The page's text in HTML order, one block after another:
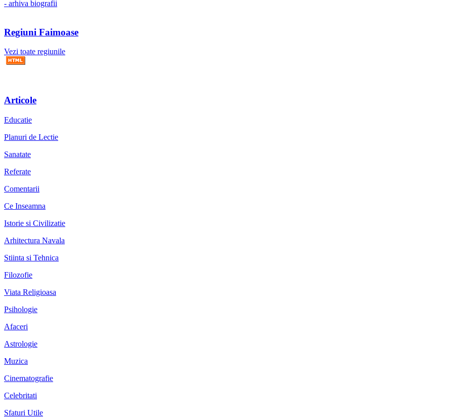
- arhiva biografii
Regiuni Faimoase
Vezi toate regiunile
Articole
Educatie
Planuri de Lectie
Sanatate
Referate
Comentarii
Ce Inseamna
Istorie si Civilizatie
Arhitectura Navala
Stiinta si Tehnica
Filozofie
Viata Religioasa
Psihologie
Afaceri
Astrologie
Muzica
Cinematografie
Celebritati
Sfaturi Utile